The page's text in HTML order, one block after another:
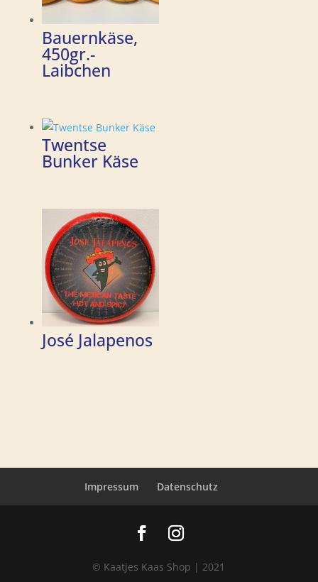
Bauernkäse,
450gr.-
Laibchen
Twentse
Bunker Käse
José Jalapenos
Impressum Datenschutz
© Kaatjes Kaas Shop | 2021